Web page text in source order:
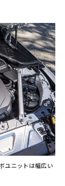
ユニットは幅広い